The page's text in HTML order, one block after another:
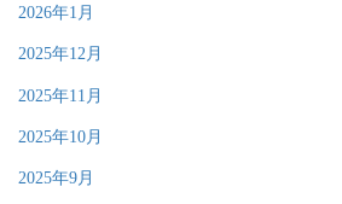
2026年1月
2025年12月
2025年11月
2025年10月
2025年9月